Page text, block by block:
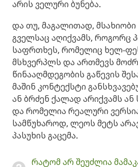
არის ველური ბუნება.
და თუ, მაგალითად,
გველსაც აღიქვამს, როგორც
საფრთხეს, რომელიც ხელ-
მსხვერპლს და ართმევს
წინააღმდეგობის გაწევის
მაშინ კონტექსტი
ან ბრძენ ქალად არიქვამს
და რომელია რეალური
სამწუხაროდ, ლეოს მეტს
პასუხის გაცემა.
რატომ არ შეუძლია